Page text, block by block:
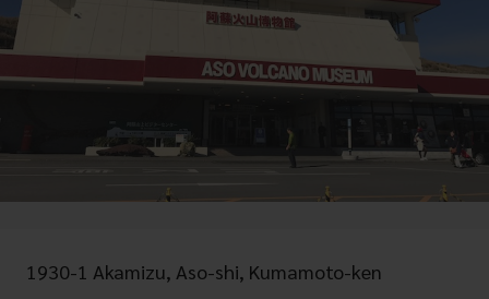
1930-1 Akamizu, Aso-shi, Kumamoto-ken